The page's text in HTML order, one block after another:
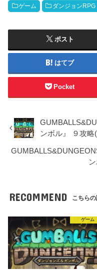
ゲーム ダンジョンRPG
ポスト
はてブ
Pocket
ンボル』 ９攻略
RECOMMEND こちらの
ゲーム